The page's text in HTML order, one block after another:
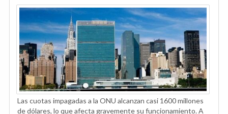
Las cuotas impagadas a la ONU alcanzan casi 1600 millones
de dólares, lo que afecta gravemente su funcionamiento. A